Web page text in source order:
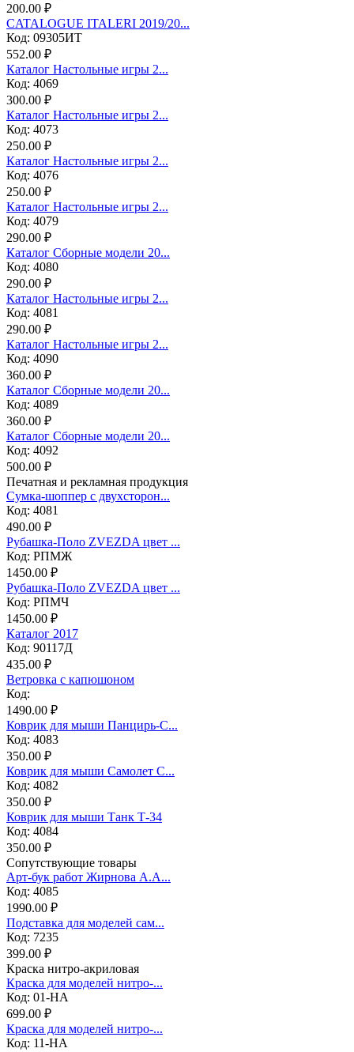
200.00 ₽
CATALOGUE ITALERI 2019/20...
Код: 09305ИТ
552.00 ₽
Каталог Настольные игры 2...
Код: 4069
300.00 ₽
Каталог Настольные игры 2...
Код: 4073
250.00 ₽
Каталог Настольные игры 2...
Код: 4076
250.00 ₽
Каталог Настольные игры 2...
Код: 4079
290.00 ₽
Каталог Сборные модели 20...
Код: 4080
290.00 ₽
Каталог Настольные игры 2...
Код: 4081
290.00 ₽
Каталог Настольные игры 2...
Код: 4090
360.00 ₽
Каталог Сборные модели 20...
Код: 4089
360.00 ₽
Каталог Сборные модели 20...
Код: 4092
500.00 ₽
Печатная и рекламная продукция
Сумка-шоппер с двухсторон...
Код: 4081
490.00 ₽
Рубашка-Поло ZVEZDA цвет ...
Код: РПМЖ
1450.00 ₽
Рубашка-Поло ZVEZDA цвет ...
Код: РПМЧ
1450.00 ₽
Каталог 2017
Код: 90117Д
435.00 ₽
Ветровка с капюшоном
Код:
1490.00 ₽
Коврик для мыши Панцирь-С...
Код: 4083
350.00 ₽
Коврик для мыши Самолет С...
Код: 4082
350.00 ₽
Коврик для мыши Танк Т-34
Код: 4084
350.00 ₽
Сопутствующие товары
Арт-бук работ Жирнова А.А...
Код: 4085
1990.00 ₽
Подставка для моделей сам...
Код: 7235
399.00 ₽
Краска нитро-акриловая
Краска для моделей нитро-...
Код: 01-НА
699.00 ₽
Краска для моделей нитро-...
Код: 11-НА